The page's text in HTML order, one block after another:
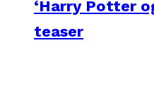
‘Harry Potter
teaser